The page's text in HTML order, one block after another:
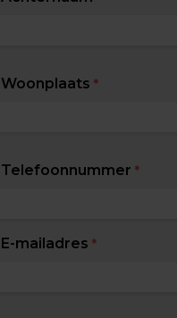
Woonplaats *
Telefoonnummer *
E-mailadres *